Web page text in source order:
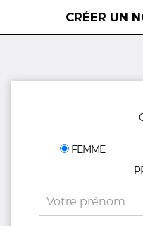
CRÉER UN
FEMME